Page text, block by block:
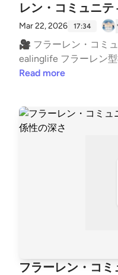
レン・コミュニ
Mar 22, 2026 17:34
🎥 フラーレン・コミ
ealinglife フラーレン型社会を構想🌐 領域を超えた浄
化と再構築 違和感を翻訳する人 西本
ファシリテーション --- stand.fmでは、この放送にい
いね・コメント・レタ
Read more
フラーレン・コ